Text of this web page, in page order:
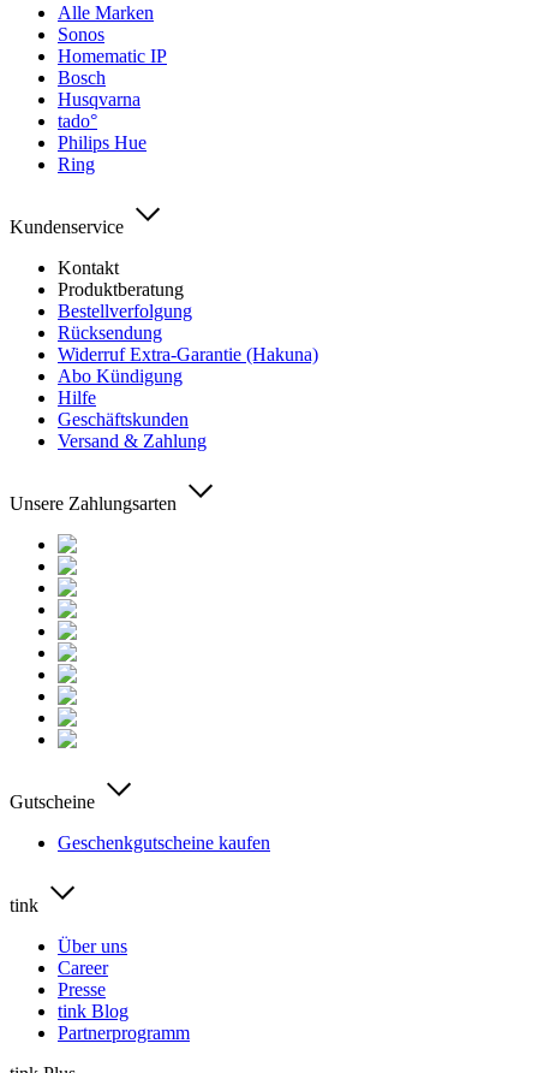
Alle Marken
Sonos
Homematic IP
Bosch
Husqvarna
tado°
Philips Hue
Ring
Kundenservice
Kontakt
Produktberatung
Bestellverfolgung
Rücksendung
Widerruf Extra-Garantie (Hakuna)
Abo Kündigung
Hilfe
Geschäftskunden
Versand & Zahlung
Unsere Zahlungsarten
Gutscheine
Geschenkgutscheine kaufen
tink
Über uns
Career
Presse
tink Blog
Partnerprogramm